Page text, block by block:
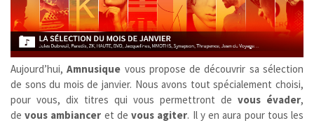
Aujourd’hui,Amnusique vous propose de découvrir sa sélection
de sons du mois de janvier. Nous avons tout spécialement choisi,
pour vous, dix titres qui vous permettront de vous évader,
devous ambiancer et devous agiter. Il y en aura pour tous les